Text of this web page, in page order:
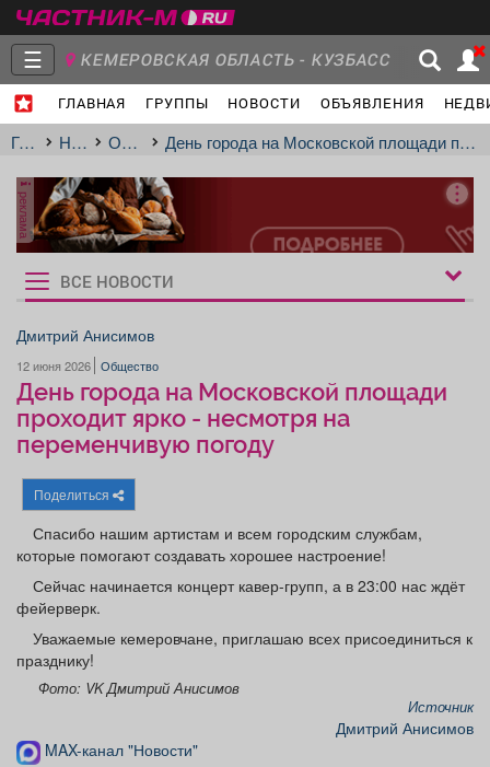
☰ КЕМЕРОВСКАЯ ОБЛАСТЬ - КУЗБАСС
ГЛАВНАЯ ГРУППЫ НОВОСТИ ОБЪЯВЛЕНИЯ
Главная
Новости
Объявления Недвижимость Услуги
Работа Транспорт
Афиша
ТВ программа Я - пенсионер
ГлавнаяНовостиОбществоДень города на Московской площади проходит ярко - несмотря на переменчивую погоду
реклама
Рукбрики
новостей
ВСЕ НОВОСТИ
Дмитрий Анисимов
12 июня 2026 Общество
День города на Московской площади
проходит ярко - несмотря на
переменчивую погоду
Поделиться
Спасибо нашим артистам и всем городским службам,
которые помогают создавать хорошее настроение!
Сейчас начинается концерт кавер-групп, а в 23:00 нас ждёт
фейерверк.
Уважаемые кемеровчане, приглашаю всех присоединиться к
празднику!
Фото: VK Дмитрий Анисимов
Источник
Дмитрий Анисимов
MAX-канал "Новости"